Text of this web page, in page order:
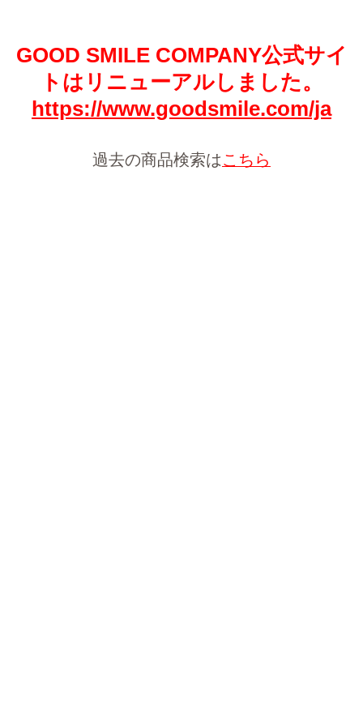
GOOD SMILE COMPANY公式サイ
トはリニューアルしました。
https://www.goodsmile.com/ja
過去の商品検索はこちら